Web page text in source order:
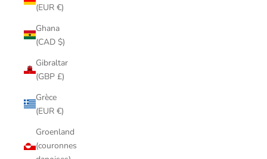
(EUR €)
Ghana
(CAD $)
Gibraltar
(GBP £)
Grèce
(EUR €)
Groenland
(couronnes